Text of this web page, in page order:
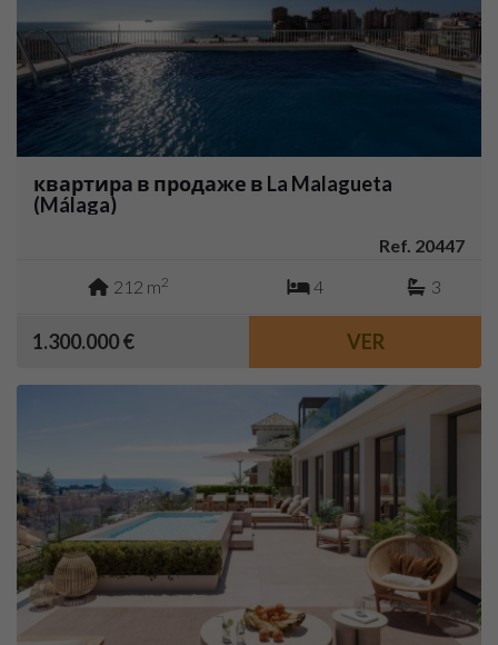
квартира в продаже в La Malagueta
(Málaga)
Ref. 20447
212 m2 4 3
1.300.000 € VER